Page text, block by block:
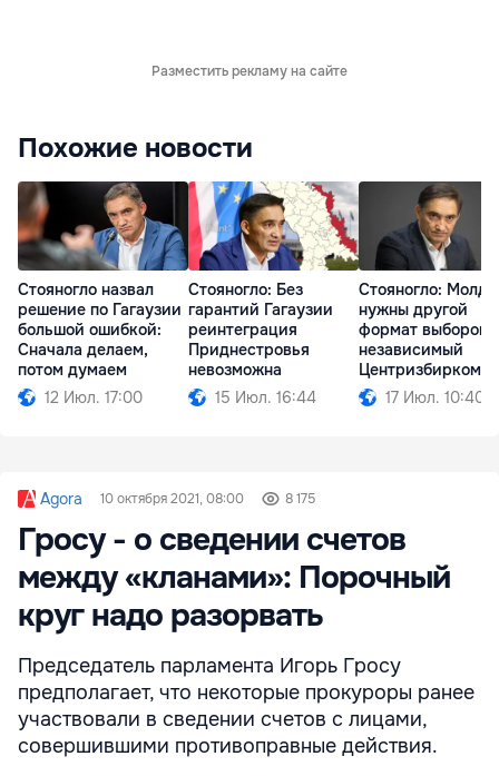
Разместить рекламу на сайте
Похожие новости
Стояногло назвал
решение по Гагаузии
большой ошибкой:
Сначала делаем,
потом думаем
12 Июл. 17:00
Стояногло: Без
гарантий Гагаузии
реинтеграция
Приднестровья
невозможна
15 Июл. 16:44
Стояногло:
нужны другой
формат выборов
независимый
Центризбирком
17 Июл. 10:40
Agora 10 октября 2021, 08:00 8 175
Гросу - о сведении счетов
между «кланами»: Порочный
круг надо разорвать
Председатель парламента Игорь Гросу
предполагает, что некоторые прокуроры ранее
участвовали в сведении счетов с лицами,
совершившими противоправные действия.